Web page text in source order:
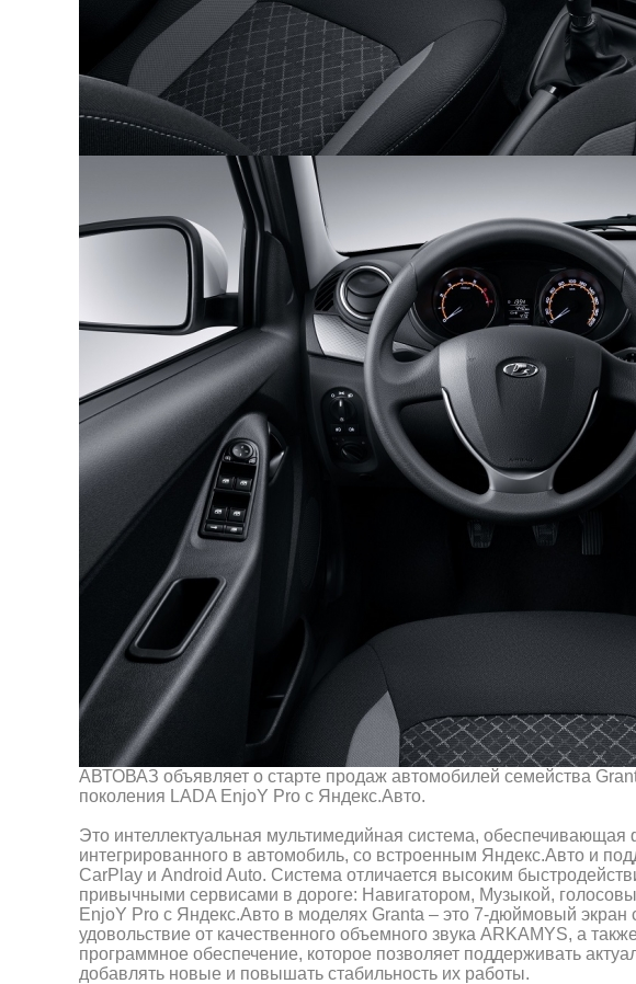
АВТОВАЗ объявляет о старте продаж автомобилей семейства
поколения LADA EnjoY Pro с Яндекс.Авто.
Это интеллектуальная мультимедийная система,
интегрированного в автомобиль, со встроенным Яндекс.Авто и
CarPlay и Android Auto. Система отличается высоким
привычными сервисами в дороге: Навигатором, Музыкой,
EnjoY Pro с Яндекс.Авто в моделях Granta – это 7-дюймовый экран
удовольствие от качественного объемного звука ARKAMYS, а
программное обеспечение, которое позволяет поддерживать
добавлять новые и повышать стабильность их работы.